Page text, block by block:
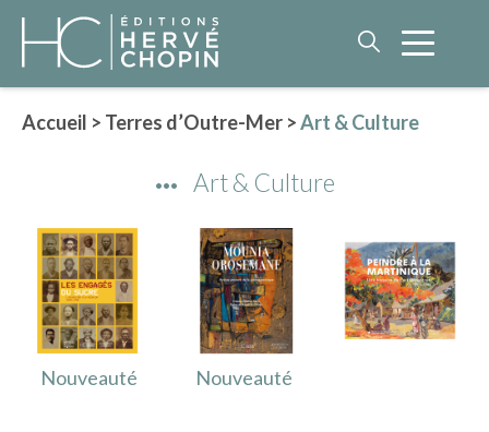
ROMAN HISTORIQUE
POLAR
IMAGINAIRE
LITTÉRATURE GÉNÉRALE
PHILOSOPHIE
Accueil > Terres d’Outre-Mer >Art & Culture
Art & Culture
Nouveauté Nouveauté